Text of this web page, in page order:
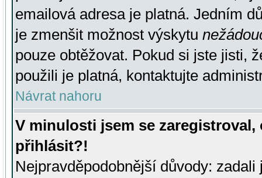
emailová adresa je platná. Jedním
je zmenšit možnost výskytu
pouze obtěžovat. Pokud si jste jisti,
použili je platná, kontaktujte
Návrat nahoru
V minulosti jsem se
přihlásit?!
Nejpravděpodobnější důvody: